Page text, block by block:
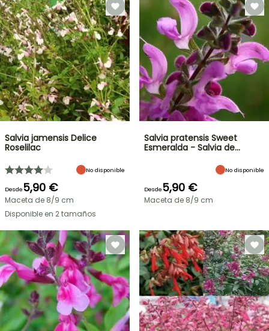
Salvia jamensis Delice
Roselilac
No disponible
Desde5,90 €
Maceta de 8/9 cm
Disponible en 2 tamaños
Salvia pratensis Sweet
Esmeralda - Salvia de…
No disponible
Desde5,90 €
Maceta de 8/9 cm